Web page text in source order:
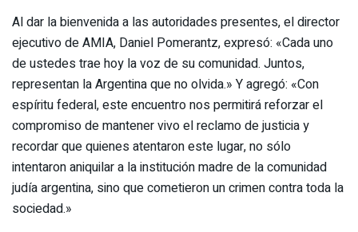
Al dar la bienvenida a las autoridades presentes, el director
ejecutivo de AMIA, Daniel Pomerantz, expresó: «Cada uno
de ustedes trae hoy la voz de su comunidad. Juntos,
representan la Argentina que no olvida.» Y agregó: «Con
espíritu federal, este encuentro nos permitirá reforzar el
compromiso de mantener vivo el reclamo de justicia y
recordar que quienes atentaron este lugar, no sólo
intentaron aniquilar a la institución madre de la comunidad
judía argentina, sino que cometieron un crimen contra toda la
sociedad.»